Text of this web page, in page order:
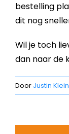
bestelling
dit nog
Wil je toch
dan naar de
Door Justin